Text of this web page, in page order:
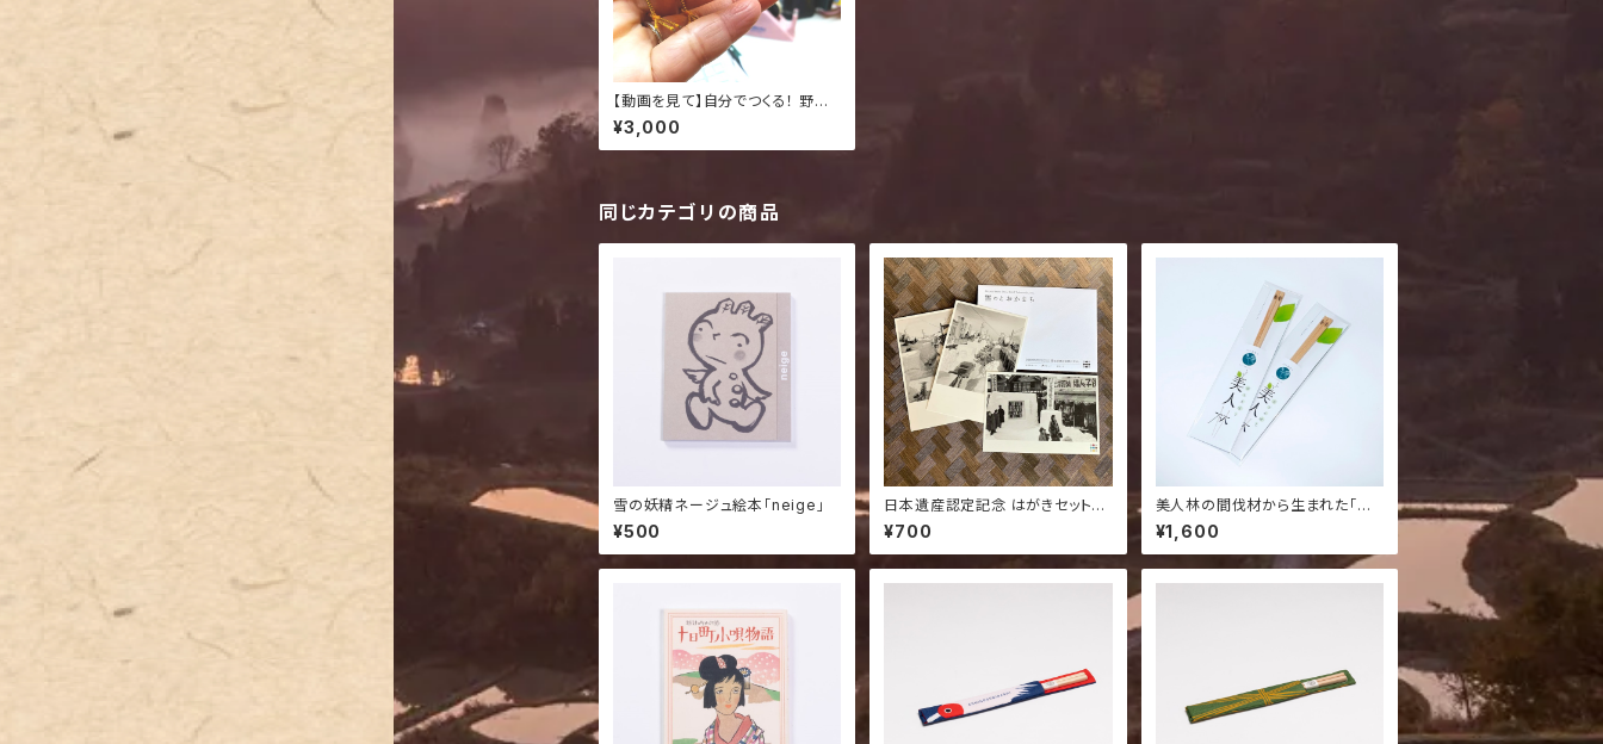
【動画を見て】自分でつくる！ 野鳥
こけし工作キット
¥3,000
同じカテゴリの商品
雪の妖精ネージュ絵本「neige」
¥500
日本遺産認定記念 はがきセット（7
枚）
¥700
美人林の間伐材から生まれた「び
じんばし」2膳セット
¥1,600